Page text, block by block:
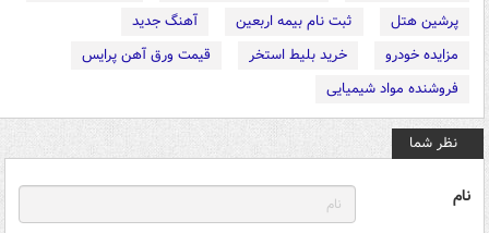
پرشین هتل
ثبت نام بیمه اربعین
آهنگ جدید
مزایده خودرو
خرید بلیط استخر
قیمت ورق آهن پرایس
فروشنده مواد شیمیایی
نظر شما
نام